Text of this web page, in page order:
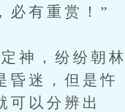
有重赏！”
神，纷纷朝林
昏迷，但是忤
可以分辨出